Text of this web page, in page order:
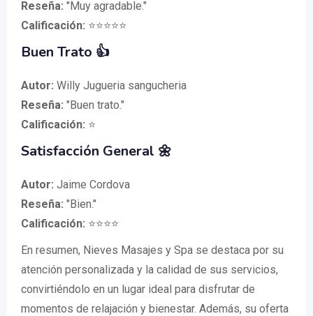
Reseña: "Muy agradable."
Calificación: ⭐⭐⭐⭐⭐
Buen Trato 👍
Autor: Willy Jugueria sangucheria
Reseña: "Buen trato."
Calificación: ⭐
Satisfacción General 🌼
Autor: Jaime Cordova
Reseña: "Bien."
Calificación: ⭐⭐⭐⭐
En resumen, Nieves Masajes y Spa se destaca por su
atención personalizada y la calidad de sus servicios,
convirtiéndolo en un lugar ideal para disfrutar de
momentos de relajación y bienestar. Además, su oferta